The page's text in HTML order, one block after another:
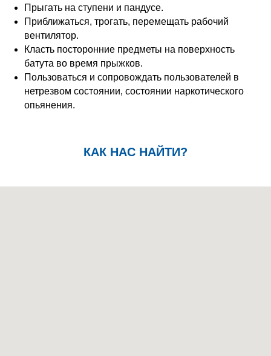
Прыгать на ступени и пандусе.
Приближаться, трогать, перемещать рабочий
вентилятор.
Класть посторонние предметы на поверхность
батута во время прыжков.
Пользоваться и сопровождать пользователей в
нетрезвом состоянии, состоянии наркотического
опьянения.
КАК НАС НАЙТИ?